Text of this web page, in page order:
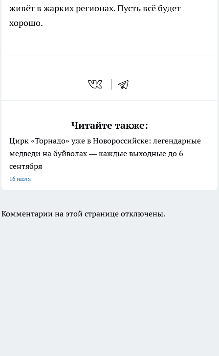
живёт в жарких регионах. Пусть всё будет
хорошо.
Читайте также:
Цирк «Торнадо» уже в Новороссийске: легендарные
медведи на буйволах — каждые выходные до 6
сентября
16 июля
Комментарии на этой странице отключены.